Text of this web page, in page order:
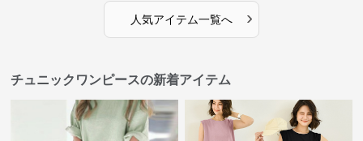
人気アイテム一覧へ ›
チュニックワンピースの新着アイテム